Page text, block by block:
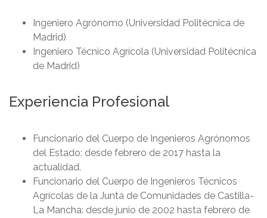
Ingeniero Agrónomo (Universidad Politécnica de
Madrid)
Ingeniero Técnico Agrícola (Universidad Politécnica
de Madrid)
Experiencia Profesional
Funcionario del Cuerpo de Ingenieros Agrónomos
del Estado: desde febrero de 2017 hasta la
actualidad.
Funcionario del Cuerpo de Ingenieros Técnicos
Agrícolas de la Junta de Comunidades de Castilla-
La Mancha: desde junio de 2002 hasta febrero de